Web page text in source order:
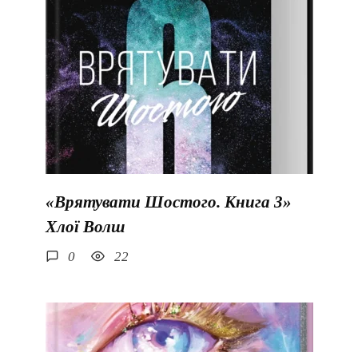
«Врятувати Шостого. Книга 3»
Хлої Волш
0 22